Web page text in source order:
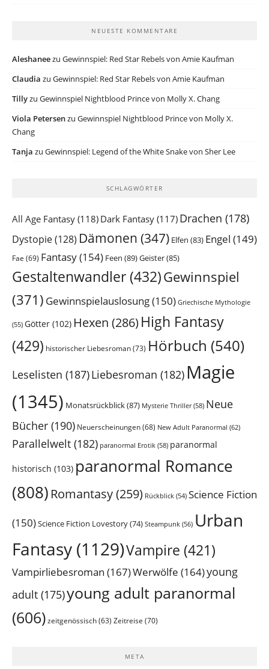
NEUESTE KOMMENTARE
Aleshaneezu Gewinnspiel: Red Star Rebels von Amie Kaufman
Claudia zu Gewinnspiel: Red Star Rebels von Amie Kaufman
Tillyzu Gewinnspiel Nightblood Prince von Molly X. Chang
Viola Petersenzu Gewinnspiel Nightblood Prince von Molly X.
Chang
Tanja zu Gewinnspiel: Legend of the White Snake von Sher Lee
SCHLAGWÖRTER
All Age Fantasy (118) Dark Fantasy (117) Drachen (178)
Dystopie(128) Dämonen (347) Elfen (83) Engel (149)
Fae (69) Fantasy(154) Feen (89)Geister(85)
Gestaltenwandler (432)Gewinnspiel
(371) Gewinnspielauslosung(150) Griechische Mythologie
(55) Götter (102) Hexen (286) High Fantasy
(429) historischer Liebesroman(73) Hörbuch (540)
Leselisten (187)Liebesroman (182) Magie
(1345) Monatsrückblick(87) Mysterie Thriller(58) Neue
Bücher (190) Neuerscheinungen(68) New Adult Paranormal (62)
Parallelwelt (182) paranormal Erotik (58) paranormal
historisch (103) paranormal Romance
(808) Romantasy(259) Rückblick (54) Science Fiction
(150)Science Fiction Lovestory(74) Steampunk (56) Urban
Fantasy (1129)Vampire (421)
Vampirliebesroman (167)Werwölfe (164)young
adult (175)young adult paranormal
(606) zeitgenössisch (63) Zeitreise (70)
META